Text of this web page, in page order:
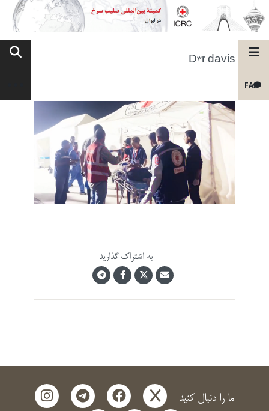
FA
D3r davis
به اشتراک گذارید
ما را دنبال کنید x
facebook
telegram
instagram